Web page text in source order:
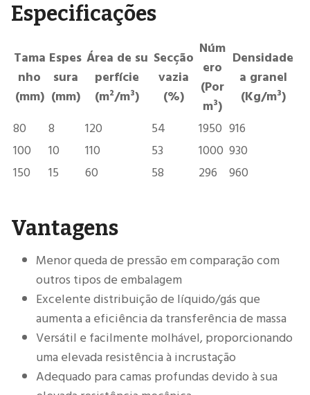
Especificações
Tama
nho
(mm)
Espes
sura
(mm)
Área de su
perfície
(m²/m³)
Secção
vazia
(%)
Núm
ero
(Por
m³)
Densidade
a granel
(Kg/m³)
80
8 120 54 1950 916
100
10 110 53 1000 930
150
15 60 58 296 960
Vantagens
Menor queda de pressão em comparação com
outros tipos de embalagem
Excelente distribuição de líquido/gás que
aumenta a eficiência da transferência de massa
Versátil e facilmente molhável, proporcionando
uma elevada resistência à incrustação
Adequado para camas profundas devido à sua